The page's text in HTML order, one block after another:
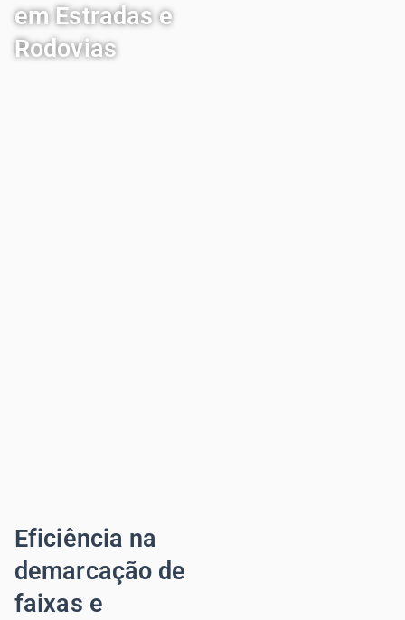
em Estradas e
Rodovias
Eficiência na
demarcação de
faixas e